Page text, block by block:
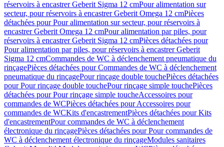
réservoirs à encastrer Geberit Sigma 12 cmPour alimentation sur
secteur, pour réservoirs à encastrer Geberit Omega 12 cmPièces
détachées pour Pour alimentation sur secteur, pour réservoirs à
encastrer Geberit Omega 12 cmPour alimentation par piles, pour
réservoirs à encastrer Geberit Sigma 12 cmPièces détachées pour
Pour alimentation par piles, pour réservoirs à encastrer Geberit
Sigma 12 cmCommandes de WC à déclenchement pneumatique du
rinçagePièces détachées pour Commandes de WC à déclenchement
pneumatique du rinçagePour rinçage double touchePièces détachées
pour Pour rinçage double touchePour rinçage simple touchePièces
détachées pour Pour rinçage simple toucheAccessoires pour
commandes de WCPièces détachées pour Accessoires pour
commandes de WCKits d'encastrementPièces détachées pour Kits
d'encastrementPour commandes de WC à déclenchement
électronique du rinçagePièces détachées pour Pour commandes de
WC à déclenchement électronique du rinçageModules sanitaires